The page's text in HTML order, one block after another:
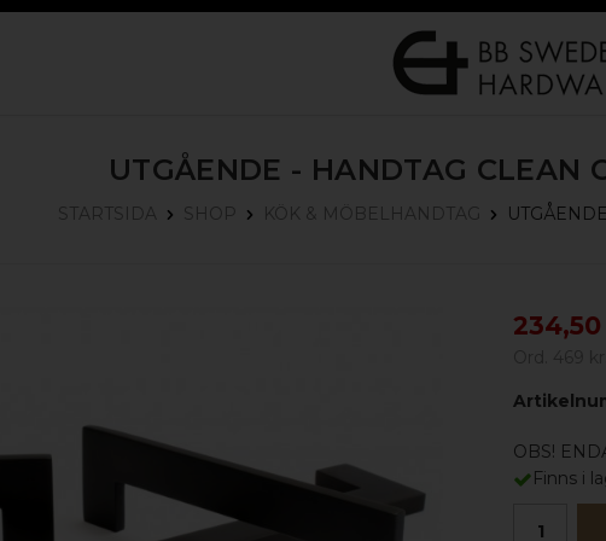
UTGÅENDE - HANDTAG CLEAN
STARTSIDA SHOP KÖK & MÖBELHANDTAG
OBS!
Finns i